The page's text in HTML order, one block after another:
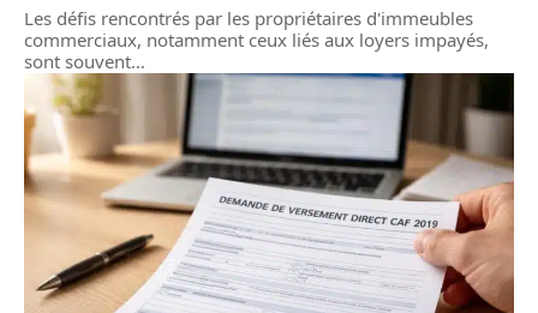
Les défis rencontrés par les propriétaires d'immeubles
commerciaux, notamment ceux liés aux loyers impayés,
sont souvent…